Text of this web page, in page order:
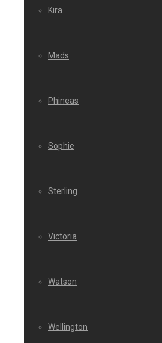
Kira
Mads
Phineas
Sophie
Sterling
Victoria
Watson
Wellington